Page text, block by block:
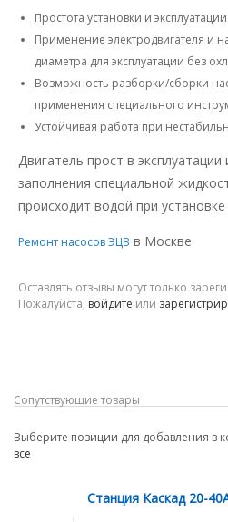
Простота установки и эксплуатации
Применение электродвигателя и
диаметра для эксплуатации без
Возможность разборки/сборки
применения специального
Устойчивая работа при
Двигатель прост в
заполнения специальной
происходит водой при
Ремонт насосов ЭЦВ в Москве
Оставлять отзывы могут только
Пожалуйста, войдите или
Сопутствующие товары
Выберите позиции для добавления в
все
Станция Каскад 20-